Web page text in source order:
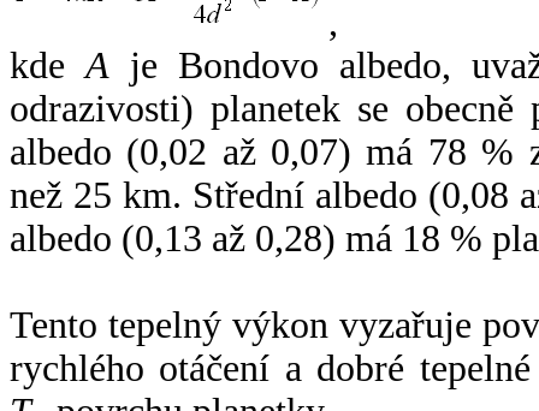
,
kdeA je Bondovo albedo,
odrazivosti) planetek se
albedo (0,02 až 0,07) má 78 %
než 25 km. Střední albedo (0,08
albedo (0,13 až 0,28) má 18 %
Tento tepelný výkon vyzařuje
rychlého otáčení a dobré